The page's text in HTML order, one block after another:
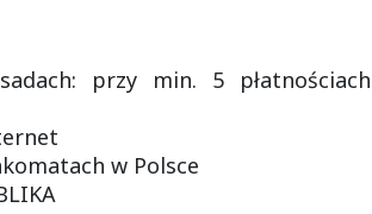
przy min. 5 płatnościach
w Polsce